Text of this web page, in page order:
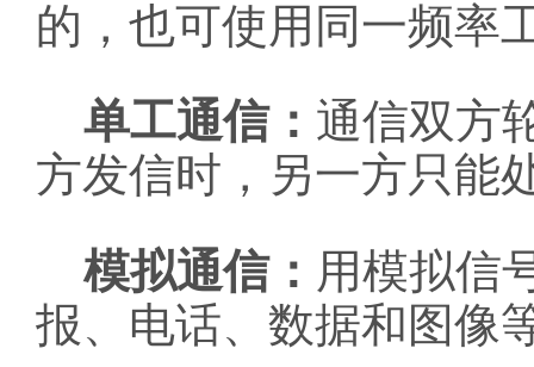
的，也可使用同一频率
单工通信： 通信双方
方发信时，另一方只能
模拟通信： 用模拟信
报、电话、数据和图像